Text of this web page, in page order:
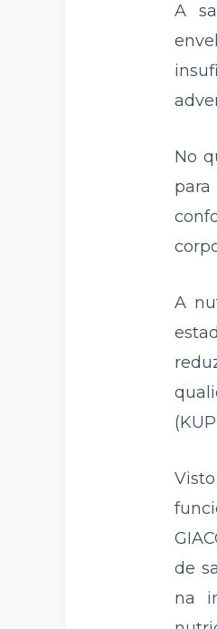
A
No
A
de
na